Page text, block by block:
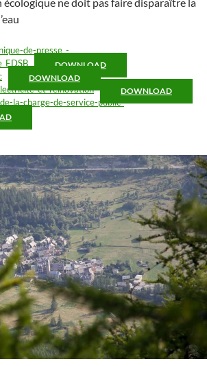
de-presse_-
DOWNLOAD
DOWNLOAD
et-reìnovation DOWNLOAD
la-charge-de-service-public-